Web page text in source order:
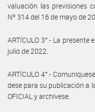
valuación las previsiones
Nº 314 del 16 de mayo de
ARTÍCULO 3°.- La
julio de 2022.
ARTÍCULO 4°.-
dese para su publicación a
OFICIAL y archívese.